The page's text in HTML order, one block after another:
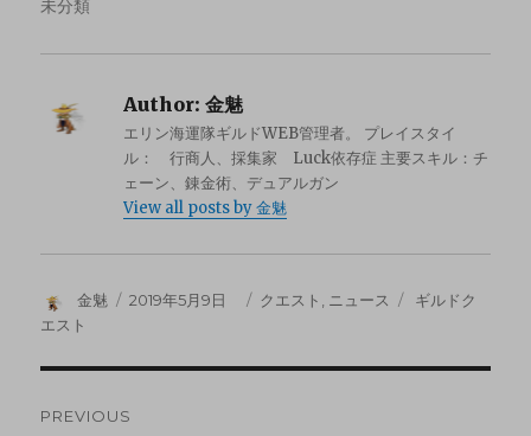
未分類
Author: 金魅
エリン海運隊ギルドWEB管理者。 プレイスタイ
ル： 行商人、採集家 Luck依存症 主要スキル：チ
ェーン、錬金術、デュアルガン
View all posts by 金魅
金魅 2019年5月9日 クエスト ニュース
ギルドク
エスト
PREVIOUS